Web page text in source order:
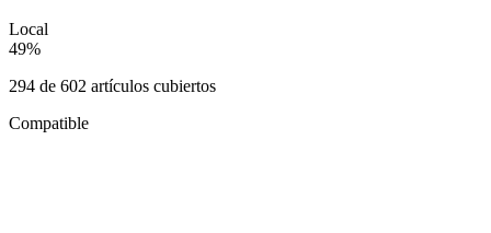
Local
49%
294 de 602 artículos cubiertos
Compatible